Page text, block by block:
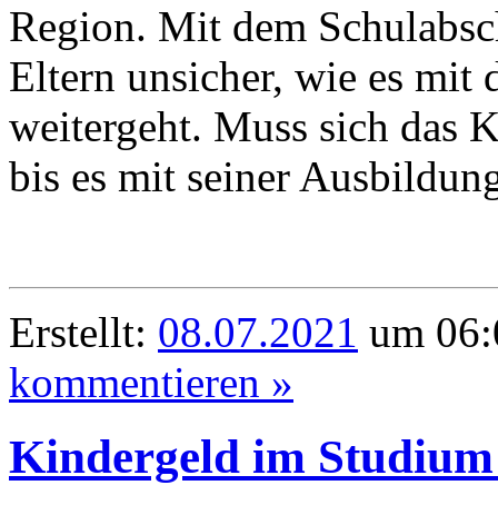
Region. Mit dem
Eltern unsicher, wie es mit
weitergeht. Muss sich das
bis es mit seiner
Erstellt: 08.07.2021 um
kommentieren »
Kindergeld im